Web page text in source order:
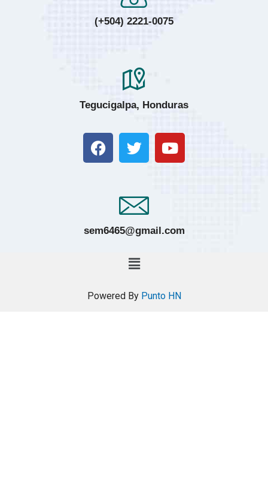
(+504) 2221-0075
Tegucigalpa, Honduras
sem6465@gmail.com
Powered By Punto HN